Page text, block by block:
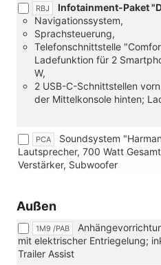
RBJ
Infotainment-Paket
Navigationssystem,
Sprachsteuerung,
Telefonschnittstelle
Ladefunktion für 2
W,
2 USB-C-Schnittstellen
der Mittelkonsole hinten;
PCA
Soundsystem
Lautsprecher, 700 Watt
Verstärker, Subwoofer
Außen
1M9 /PAB
mit elektrischer Entriegelung;
Trailer Assist